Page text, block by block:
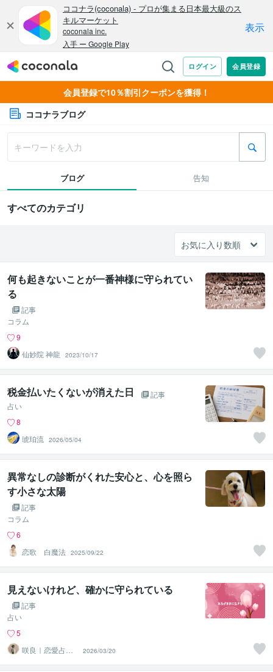
会員登録で10％割引クーポンを獲得！
ココナラブログ
ブログ 告知
すべてのカテゴリ
何も起きないことが一番神様に守られてい
る
記事
コラム
9
仙妙院 神龍
2023/10/17
税金払いたくないが消えた日
記事
占い
8
琥珀流 2026/05/04
異常なしの診断がくれた安心と、心を照ら
す小さな太陽
記事
コラム
6
恋歌 白魔法 2025/09/22
見えないけれど、確かに守られている
記事
占い
5
咲良｜恋愛占い
心導師
2026/03/20